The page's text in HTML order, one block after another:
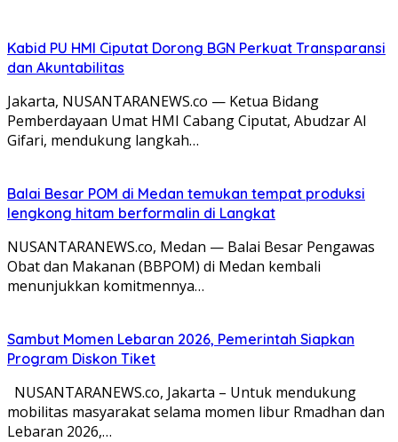
Kabid PU HMI Ciputat Dorong BGN Perkuat Transparansi
dan Akuntabilitas
Jakarta, NUSANTARANEWS.co — Ketua Bidang
Pemberdayaan Umat HMI Cabang Ciputat, Abudzar Al
Gifari, mendukung langkah…
Balai Besar POM di Medan temukan tempat produksi
lengkong hitam berformalin di Langkat
NUSANTARANEWS.co, Medan — Balai Besar Pengawas
Obat dan Makanan (BBPOM) di Medan kembali
menunjukkan komitmennya…
Sambut Momen Lebaran 2026, Pemerintah Siapkan
Program Diskon Tiket
NUSANTARANEWS.co, Jakarta – Untuk mendukung
mobilitas masyarakat selama momen libur Rmadhan dan
Lebaran 2026,…